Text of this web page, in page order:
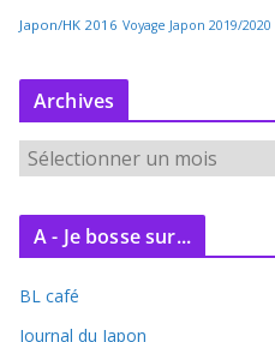
Japon/HK 2016 Voyage Japon 2019/2020
Archives
r
c
v
e
A - Je bosse sur...
BL café
Journal du Japon